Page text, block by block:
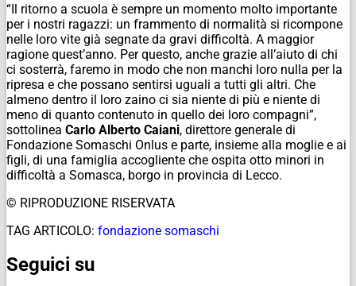
“Il ritorno a scuola è sempre un momento molto importante
per i nostri ragazzi: un frammento di normalità si ricompone
nelle loro vite già segnate da gravi difficoltà. A maggior
ragione quest’anno. Per questo, anche grazie all’aiuto di chi
ci sosterrà, faremo in modo che non manchi loro nulla per la
ripresa e che possano sentirsi uguali a tutti gli altri. Che
almeno dentro il loro zaino ci sia niente di più e niente di
meno di quanto contenuto in quello dei loro compagni”,
sottolinea Carlo Alberto Caiani, direttore generale di
Fondazione Somaschi Onlus e parte, insieme alla moglie e ai
figli, di una famiglia accogliente che ospita otto minori in
difficoltà a Somasca, borgo in provincia di Lecco.
© RIPRODUZIONE RISERVATA
TAG ARTICOLO: fondazione somaschi
Seguici su